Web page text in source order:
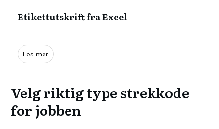
Etikettutskrift fra Excel
Les mer
Velg riktig type strekkode
for jobben